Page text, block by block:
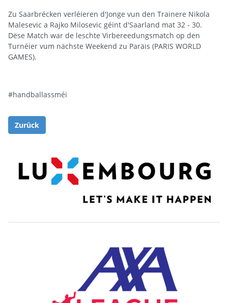
Zu Saarbrécken verléieren d'Jonge vun den Trainere Nikola
Malesevic a Rajko Milosevic géint d'Saarland mat 32 - 30.
Dëse Match war de leschte Virbereedungsmatch op den
Turnéier vum nächste Weekend zu Paräis (PARIS WORLD
GAMES).
#handballassméi
Zurück